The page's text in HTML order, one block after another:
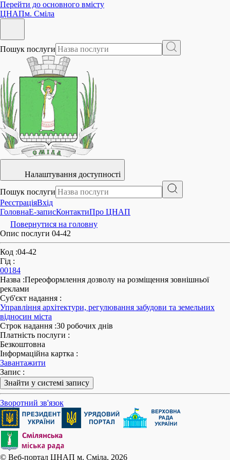
Перейти до основного вмісту
ЦНАПм. Сміла
Пошук послуги
Налаштування доступності
Пошук послуги
РеєстраціяВхід
ГоловнаE-записКонтактиПро ЦНАП
Повернутися на головну
Опис послуги 04-42
Код :04-42
Гід :
00184
Назва :Переоформлення дозволу на розміщення зовнішньої
реклами
Суб'єкт надання :
Управління архітектури, регулювання забудови та земельних
відносин міста
Строк надання :30 робочих днів
Платність послуги :
Безкоштовна
Інформаційна картка :
Завантажити
Запис :
Знайти у системі запису
Зворотний зв'язок
© Веб-портал ЦНАП м. Сміла, 2026